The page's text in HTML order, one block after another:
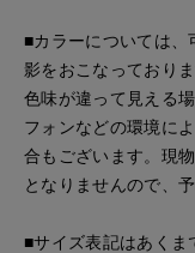
■カラーについては
影をおこなっており
色味が違って見える
フォンなどの環境に
合もございます。現
となりませんので、
■サイズ表記はあくま